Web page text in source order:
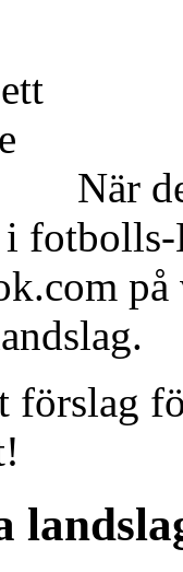
När
i
förslag